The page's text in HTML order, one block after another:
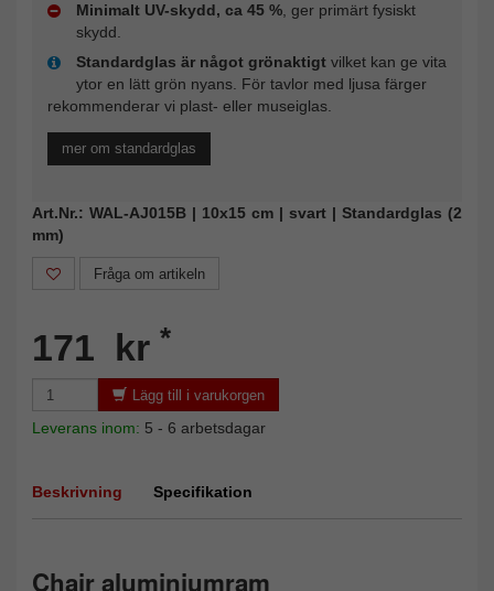
Minimalt UV-skydd, ca 45 %, ger primärt fysiskt
skydd.
Standardglas är något grönaktigt vilket kan ge vita
ytor en lätt grön nyans. För tavlor med ljusa färger
rekommenderar vi plast- eller museiglas.
mer om standardglas
Art.Nr.: WAL-AJ015B | 10x15 cm | svart | Standardglas (2
mm)
Fråga om artikeln
171 kr *
Lägg till i varukorgen
Leverans inom: 5 - 6 arbetsdagar
Beskrivning Specifikation
Chair aluminiumram